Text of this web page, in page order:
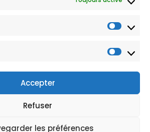
Accepter
Refuser
les préférences
| Recrutement et solutions informatiques